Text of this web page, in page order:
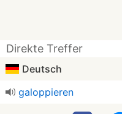
Direkte Treffer
Deutsch
galoppieren